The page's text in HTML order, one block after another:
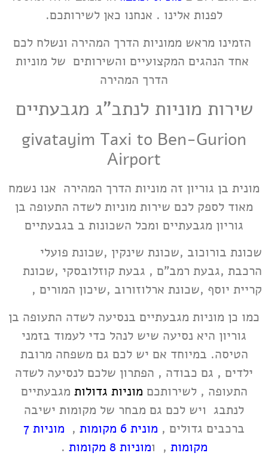
לפנות אלינו . אנחנו כאן לשירותכם.
הזמינו מראש ממוניות הדרך המהירה ונשלח לכם
אחד הנהגים המקצועיים והשירותים של מוניות
הדרך המהירה
שירות מוניות לנתב”ג מגבעתיים
givatayim Taxi to Ben-Gurion
Airport
מונית בן גוריון זה מוניות הדרך המהירה אנו נשמח
מאוד לספק לכם שירות מוניות לשדה התעופה בן
גוריון מגבעתיים ומכל השכונות ב בגבעתיים
שכונת בורוכוב ,שכונת שינקין ,שכונת פועלי
הרכבת ,גבעת רמב"ם , גבעת קוזלובסקי ,שכונת
קריית יוסף ,שכונת ארלוזורוב ,שיכון המורים ,
כמו כן מוניות מגבעתיים בנסיעה לשדה התעופה בן
גוריון היא נסיעה שיש לנהל כדי לעמוד בזמני
הטיסה. במיוחד אם יש לכם גם משפחה מרובת
ילדים , גם כבודה , הפתרון שלכם לנסיעה לשדה
התעופה , לשירותכם מוניות גדולות מגבעתיים
לנתבג ויש לכם גם מבחר של מקומות ישיבה
ברכבים גדולים , מונית 6 מקומות ,
מוניות 7
מקומות , ומוניות 8 מקומות
.